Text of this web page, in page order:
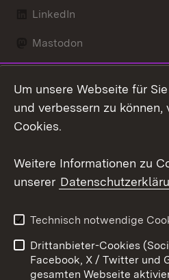
LinkedIn
Mastodon
X / Twitter
Youtube
Kontakt
Barrierefreiheit
Impressum
Um unsere Webseite für
und verbessern zu können,
Cookies.
Weitere Informationen zu
unserer
Technisch notwendige
Drittanbieter-Cookies
Facebook, X / Twitter und
gesamten Webseite